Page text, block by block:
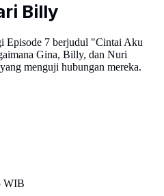
Billy
Episode 7 berjudul "Cintai Aku
Gina, Billy, dan Nuri
menguji hubungan mereka.
WIB